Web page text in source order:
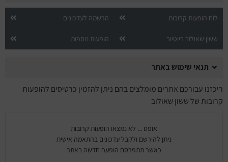
הצגות ילדים
הופעות חיות
הצגות תיאטרון
מחזות זמר
לוח הופעות קרובות הרשמה לעדכונים
ששון שאולוב ביוטיוב הופעות נוספות
תנאי שימוש באתר
ריכזנו עבורכם אתרים מומלצים בהם ניתן להזמין כרטיסים להופעות
קרובות של ששון שאולוב
אופס ... לא נמצאו הופעות קרובות
ניתן להירשם ולקבל עדכונים בהתאמה אישית
כאשר תתפרסם הופעה חדשה באתר